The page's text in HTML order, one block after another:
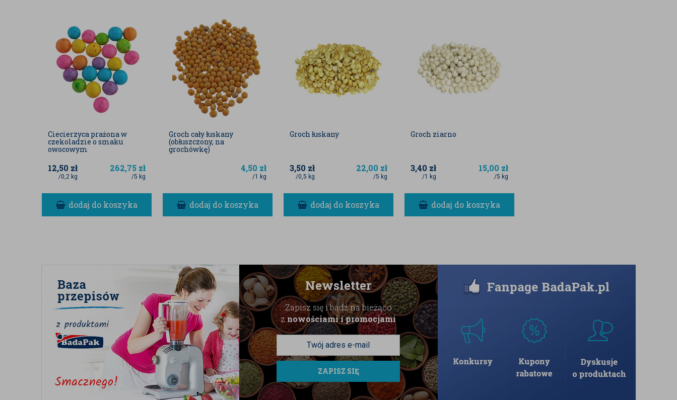
Ciecierzyca prażona w
czekoladzie o smaku
owocowym
12,50 zł
/0,2 kg
262,75 zł
/5 kg
dodaj do koszyka
Groch cały łuskany
(obłuszczony, na
grochówkę)
4,50 zł
/1 kg
dodaj do koszyka
Groch łuskany
3,50 zł
/0,5 kg
22,00 zł
/5 kg
dodaj do koszyka
Groch ziarno
3,40 zł
/1 kg
15,00 zł
/5 kg
dodaj do koszyka
Newsletter
Zapisz się i bądź na bieżąco
znowościami i promocjami
ZAPISZ SIĘ